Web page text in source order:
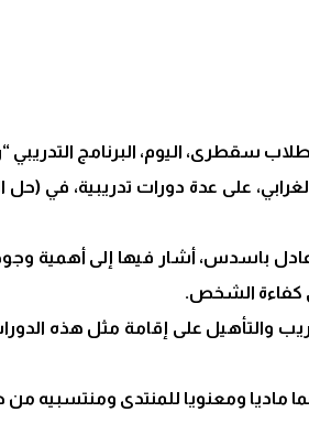
البرنامج التدريبي “رواد الأرخبيل”
على عدة دورات تدريبية، في (حل
باسدس، أشار فيها إلى أهمية وجود
كفاءة الشخص.
على إقامة مثل هذه الدورات
ماديا ومعنويا للمنتدى